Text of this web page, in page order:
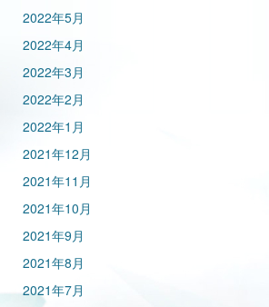
2022年5月
2022年4月
2022年3月
2022年2月
2022年1月
2021年12月
2021年11月
2021年10月
2021年9月
2021年8月
2021年7月